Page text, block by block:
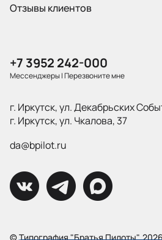
Отзывы клиентов
+7 3952 242-000
Мессенджеры|Перезвоните мне
г. Иркутск, ул. Декабрьских
г. Иркутск, ул. Чкалова, 37
da@bpilot.ru
© Типография "Братья Пилоты",